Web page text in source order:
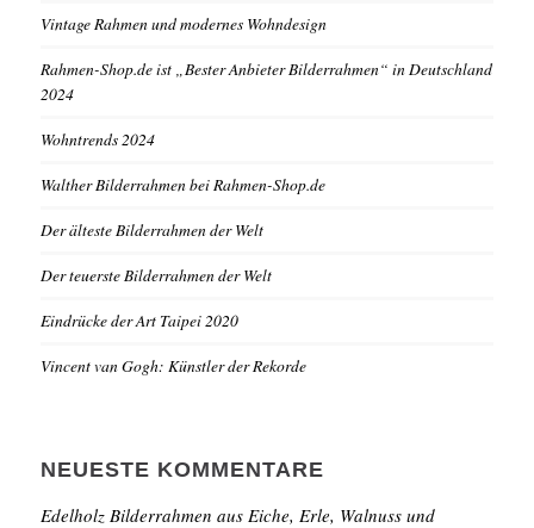
Vintage Rahmen und modernes Wohndesign
Rahmen-Shop.de ist „Bester Anbieter Bilderrahmen“ in Deutschland
2024
Wohntrends 2024
Walther Bilderrahmen bei Rahmen-Shop.de
Der älteste Bilderrahmen der Welt
Der teuerste Bilderrahmen der Welt
Eindrücke der Art Taipei 2020
Vincent van Gogh: Künstler der Rekorde
NEUESTE KOMMENTARE
Edelholz Bilderrahmen aus Eiche, Erle, Walnuss und